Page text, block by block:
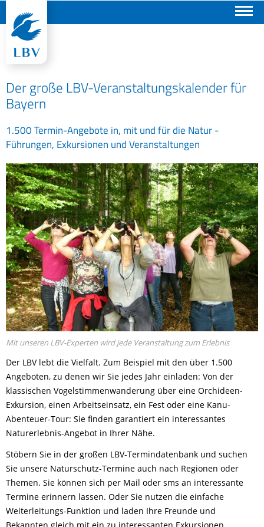
Der große LBV-Veranstaltungskalender für
Bayern
1.500 Termin-Angebote in, mit und für die Natur -
Führungen, Exkursionen und Veranstaltungen
Mit unseren LBV-Experten wird jede Veranstaltung zum Erlebnis
Der LBV lebt die Vielfalt. Zum Beispiel mit den über 1.500
Angeboten, zu denen wir Sie jedes Jahr einladen: Von der
klassischen Vogelstimmenwanderung über eine Orchideen-
Exkursion, einen Arbeitseinsatz, ein Fest oder eine Kanu-
Abenteuer-Tour: Sie finden garantiert ein interessantes
Naturerlebnis-Angebot in Ihrer Nähe.
Stöbern Sie in der großen LBV-Termindatenbank und suchen
Sie unsere Naturschutz-Termine auch nach Regionen oder
Themen. Sie können sich per Mail oder sms an interessante
Termine erinnern lassen. Oder Sie nutzen die einfache
Weiterleitungs-Funktion und laden Ihre Freunde und